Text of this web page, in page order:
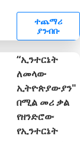
ተጨማሪ
ያንብቡ
“ኢንተርኔት
ለመላው
ኢትዮጵያውያን"
በሚል መሪ ቃል
የዘንድሮው
የኢንተርኔት